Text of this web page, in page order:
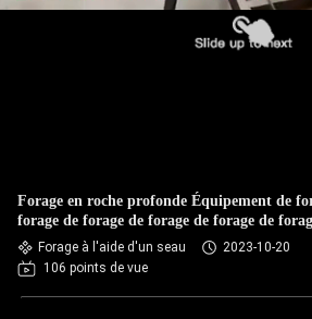
Forage en roche profonde Équipement de
forage de forage de forage de forage de
pneumatique portable
Forage à l'aide d'un seau
2023-10-20
106 points de vue